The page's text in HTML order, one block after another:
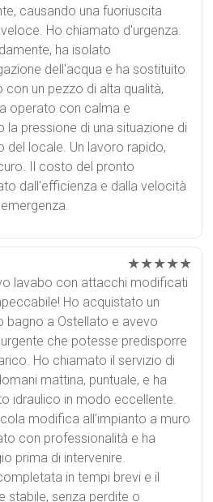
causando una fuoriuscita
Ho chiamato d'urgenza.
ha isolato
dell'acqua e ha sostituito
con un pezzo di alta qualità,
operato con calma e
la pressione di una situazione di
del locale. Un lavoro rapido,
Il costo del pronto
dall'efficienza e dalla velocità
★★★★★
lavabo con attacchi modificati
Ho acquistato un
bagno a Ostellato e avevo
che potesse predisporre
Ho chiamato il servizio di
mattina, puntuale, e ha
idraulico in modo eccellente.
modifica all'impianto a muro
con professionalità e ha
prima di intervenire.
in tempi brevi e il
stabile, senza perdite o